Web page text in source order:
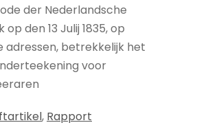
der Nederlandsche
den 13 Julij 1835, op
adressen, betrekkelijk het
voor
, Rapport